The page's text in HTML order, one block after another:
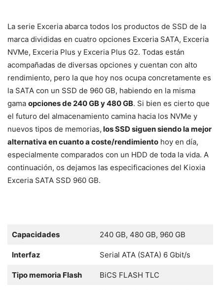
La serie Exceria abarca todos los productos de SSD de la
marca divididas en cuatro opciones Exceria SATA, Exceria
NVMe, Exceria Plus y Exceria Plus G2. Todas están
acompañadas de diversas opciones y cuentan con alto
rendimiento, pero la que hoy nos ocupa concretamente es
la SATA con un SSD de 960 GB, habiendo en la misma
gama opciones de 240 GB y 480 GB. Si bien es cierto que
el futuro del almacenamiento camina hacia los NVMe y
nuevos tipos de memorias, los SSD siguen siendo la mejor
alternativa en cuanto a coste/rendimiento hoy en día,
especialmente comparados con un HDD de toda la vida. A
continuación, os dejamos las especificaciones del Kioxia
Exceria SATA SSD 960 GB.
Capacidades 240 GB, 480 GB, 960 GB
Interfaz Serial ATA (SATA) 6 Gbit/s
Tipo memoria Flash BiCS FLASH TLC